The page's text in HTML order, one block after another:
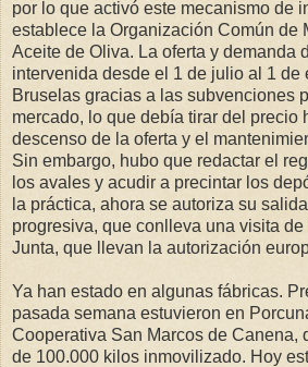
por lo que activó este mecanismo de
establece la Organización Común de
Aceite de Oliva. La oferta y demanda
intervenida desde el 1 de julio al 1
Bruselas gracias a las subvenciones
mercado, lo que debía tirar del precio
descenso de la oferta y el
Sin embargo, hubo que redactar el
los avales y acudir a precintar los
la práctica, ahora se autoriza su
progresiva, que conlleva una visita
Junta, que llevan la autorización
Ya han estado en algunas fábricas.
pasada semana estuvieron en
Cooperativa San Marcos de Canena,
de 100.000 kilos inmovilizado. Hoy